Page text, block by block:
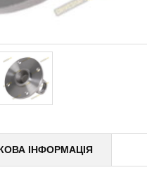
ІНФОРМАЦІЯ